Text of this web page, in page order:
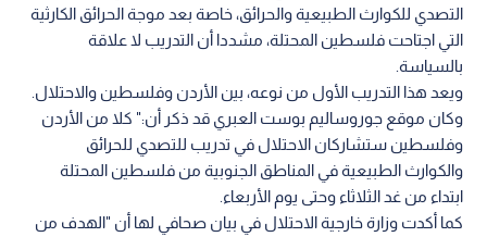
التصدي للكوارث الطبيعية والحرائق، خاصة بعد موجة الحرائق الكارثية
التي اجتاحت فلسطين المحتلة، مشددا أن التدريب لا علاقة
بالسياسة.
ويعد هذا التدريب الأول من نوعه، بين الأردن وفلسطين والاحتلال.
وكان موقع جوروساليم بوست العبري قد ذكر أن:" كلا من الأردن
وفلسطين ستشاركان الاحتلال في تدريب للتصدي للحرائق
والكوارث الطبيعية في المناطق الجنوبية من فلسطين المحتلة
ابتداء من غد الثلاثاء وحتى يوم الأربعاء.
كما أكدت وزارة خارجية الاحتلال في بيان صحافي لها أن "الهدف من